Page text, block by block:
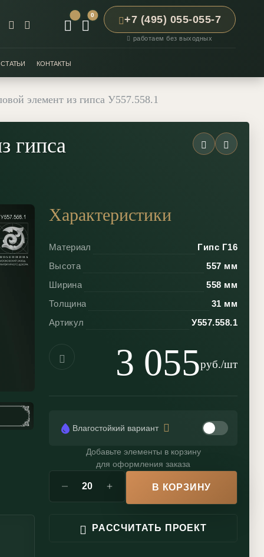
0 +7 (495) 055-055-7
работаем без выходных
СТАТЬИ КОНТАКТЫ
элемент из гипса У557.558.1
гипса
Характеристики
Материал
Гипс Г16
Высота
557 мм
Ширина
558 мм
Толщина
31 мм
Артикул
У557.558.1
3 055руб./шт
Влагостойкий вариант
Добавьте элементы в корзину
для оформления заказа
В КОРЗИНУ
РАССЧИТАТЬ ПРОЕКТ